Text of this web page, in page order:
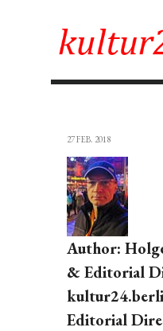
27 FEB. 2018
Author:
& Editorial
Editorial